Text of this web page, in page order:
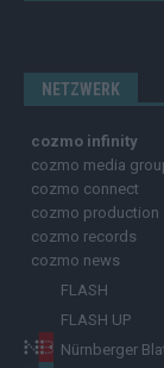
NETZWERK
cozmo infinity
cozmo media
cozmo connect
cozmo production
cozmo records
cozmo news
FLASH
FLASH UP
Nürnberger